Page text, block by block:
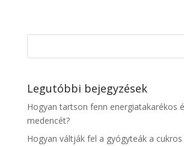
Legutóbbi bejegyzések
Hogyan tartson fenn energiatakarékos
medencét?
Hogyan váltják fel a gyógyteák a